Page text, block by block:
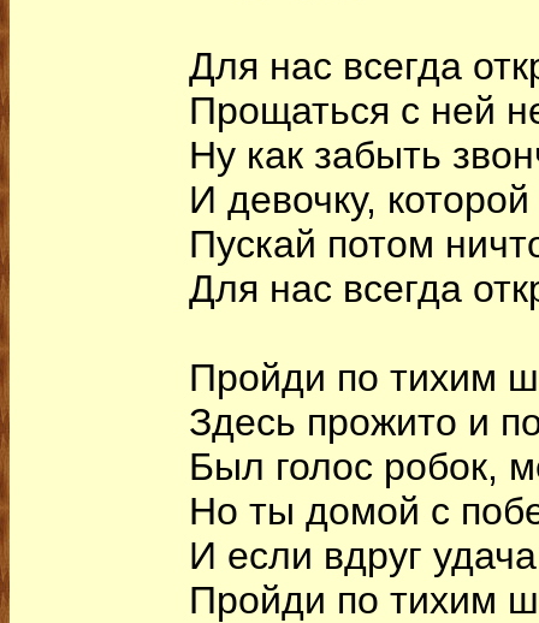
Для нас всегда
Прощаться с ней
Ну как забыть
И девочку,
Пускай потом
Для нас всегда
Пройди по тихим
Здесь прожито и
Был голос робок,
Но ты домой с
И если вдруг
Пройди по тихим